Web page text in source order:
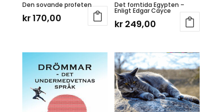
Den sovande profeten
kr170,00
Det forntida Egypten –
Enligt Edgar Cayce
kr 249,00